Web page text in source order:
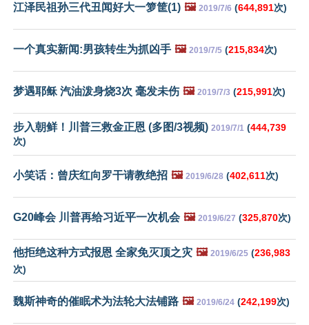
江泽民祖孙三代丑闻好大一箩筐(1) 🖼️ 2019/7/6 (644,891次)
一个真实新闻:男孩转生为抓凶手 🖼️ 2019/7/5 (215,834次)
梦遇耶稣 汽油泼身烧3次 毫发未伤 🖼️ 2019/7/3 (215,991次)
步入朝鲜！川普三救金正恩 (多图/3视频) 2019/7/1 (444,739
次)
小笑话：曾庆红向罗干请教绝招 🖼️ 2019/6/28 (402,611次)
G20峰会 川普再给习近平一次机会 🖼️ 2019/6/27 (325,870次)
他拒绝这种方式报恩 全家免灭顶之灾 🖼️ 2019/6/25 (236,983
次)
魏斯神奇的催眠术为法轮大法铺路 🖼️ 2019/6/24 (242,199次)